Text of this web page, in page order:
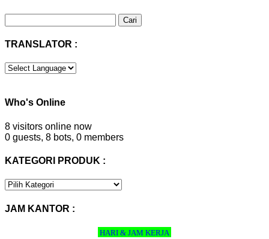
untuk:
TRANSLATOR :
Who's Online
8 visitors online now
0 guests, 8 bots, 0 members
KATEGORI PRODUK :
KATEGORI
JAM KANTOR :
HARI & JAM KERJA